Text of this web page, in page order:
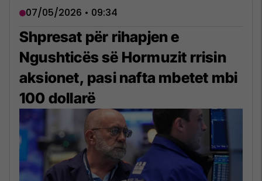
07/05/2026 • 09:34
Shpresat për rihapjen e
Ngushticës së Hormuzit rrisin
aksionet, pasi nafta mbetet mbi
100 dollarë